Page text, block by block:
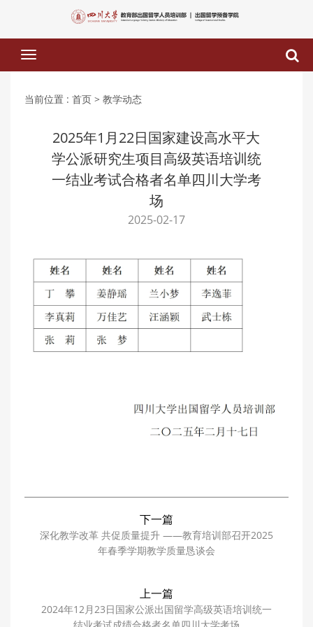
下
拉
单
当前位置 : 首页 > 教学动态
2025年1月22日国家建设高水平大
学公派研究生项目高级英语培训统
一结业考试合格者名单四川大学考
场
2025-02-17
下一篇
深化教学改革 共促质量提升 ——教育培训部召开2025
年春季学期教学质量恳谈会
上一篇
2024年12月23日国家公派出国留学高级英语培训统一